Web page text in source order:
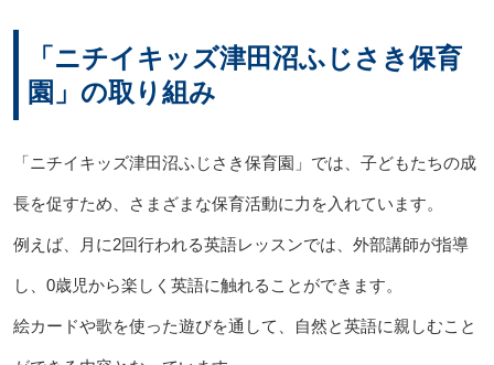
「ニチイキッズ津田沼ふじさき保育
園」の取り組み
「ニチイキッズ津田沼ふじさき保育園」では、子どもたちの成
長を促すため、さまざまな保育活動に力を入れています。
例えば、月に2回行われる英語レッスンでは、外部講師が指導
し、0歳児から楽しく英語に触れることができます。
絵カードや歌を使った遊びを通して、自然と英語に親しむこと